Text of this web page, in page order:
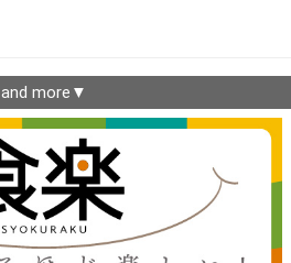
and more▼